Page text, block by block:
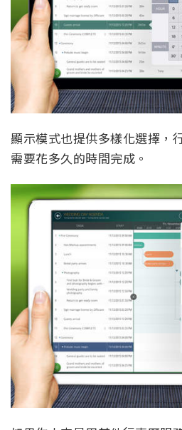
顯示模式也提供多樣化選擇，
需要花多久的時間完成。